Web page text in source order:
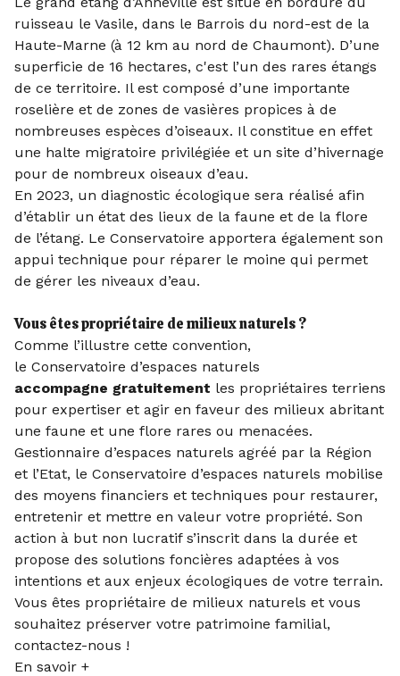
ruisseau le Vasile, dans le Barrois du nord-est de la
Haute-Marne (à 12 km au nord de Chaumont). D’une
superficie de 16 hectares, c'est l’un des rares étangs
de ce territoire. Il est composé d’une importante
roselière et de zones de vasières propices à de
nombreuses espèces d’oiseaux. Il constitue en effet
une halte migratoire privilégiée et un site d’hivernage
pour de nombreux oiseaux d’eau.
En 2023, un diagnostic écologique sera réalisé afin
d’établir un état des lieux de la faune et de la flore
de l’étang. Le Conservatoire apportera également son
appui technique pour réparer le moine qui permet
de gérer les niveaux d’eau.
Vous êtes propriétaire de milieux naturels ?
Comme l’illustre cette convention,
le Conservatoire d’espaces naturels
accompagne gratuitement les propriétaires terriens
pour expertiser et agir en faveur des milieux abritant
une faune et une flore rares ou menacées.
Gestionnaire d’espaces naturels agréé par la Région
et l’Etat, le Conservatoire d’espaces naturels mobilise
des moyens financiers et techniques pour restaurer,
entretenir et mettre en valeur votre propriété. Son
action à but non lucratif s’inscrit dans la durée et
propose des solutions foncières adaptées à vos
intentions et aux enjeux écologiques de votre terrain.
Vous êtes propriétaire de milieux naturels et vous
souhaitez préserver votre patrimoine familial,
contactez-nous !
En savoir +